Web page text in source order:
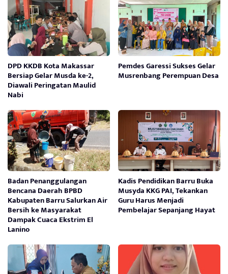
DPD KKDB Kota Makassar
Bersiap Gelar Musda ke-2,
Diawali Peringatan Maulid
Nabi
Pemdes Garessi Sukses Gelar
Musrenbang Perempuan Desa
Badan Penanggulangan
Bencana Daerah BPBD
Kabupaten Barru Salurkan Air
Bersih ke Masyarakat
Dampak Cuaca Ekstrim El
Lanino
Kadis Pendidikan Barru Buka
Musyda KKG PAI, Tekankan
Guru Harus Menjadi
Pembelajar Sepanjang Hayat